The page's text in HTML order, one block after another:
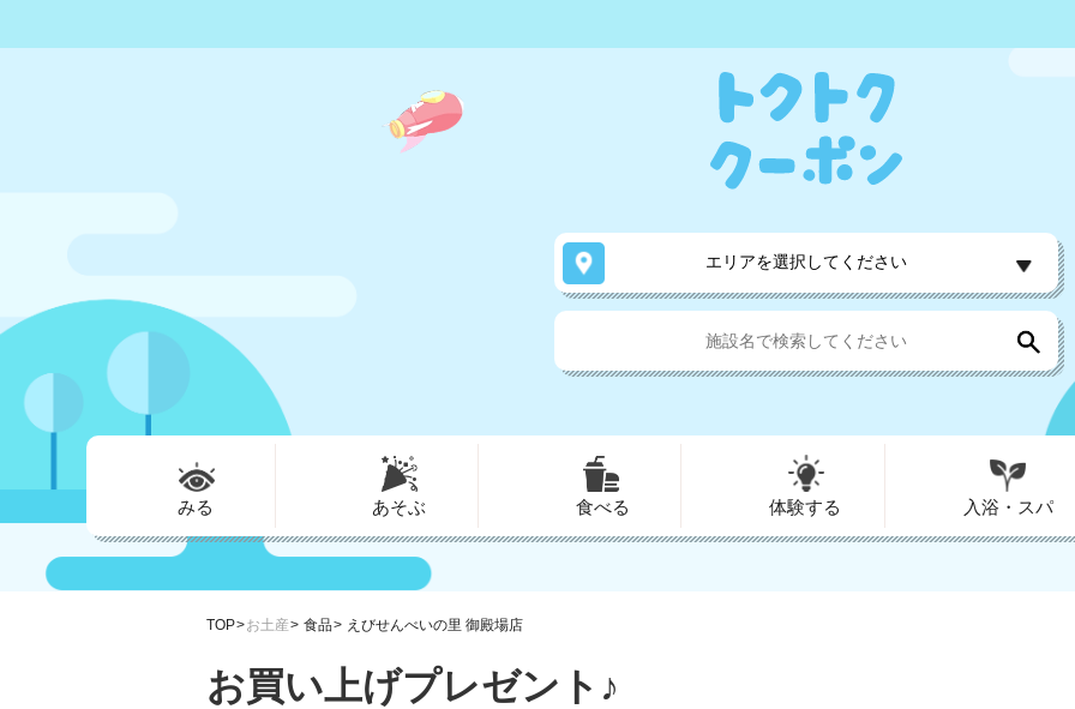
エリアを選択してください
みる あそぶ 食べる 体験する 入浴・スパ
TOP お土産 食品 えびせんべいの里 御殿場店
お買い上げプレゼント♪